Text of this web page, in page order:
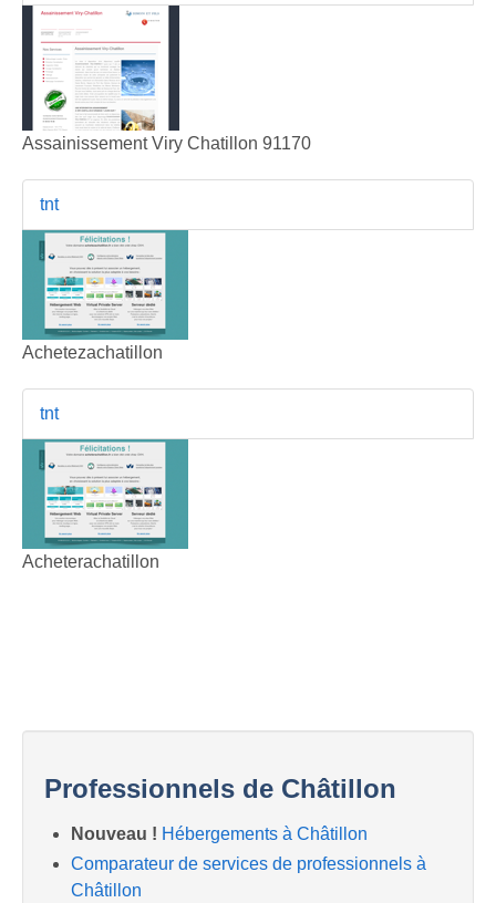
Assainissement Viry Chatillon 91170
tnt
Achetezachatillon
tnt
Acheterachatillon
Professionnels de Châtillon
Nouveau ! Hébergements à Châtillon
Comparateur de services de professionnels à
Châtillon